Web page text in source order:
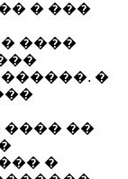
� ���
����
�
��
�